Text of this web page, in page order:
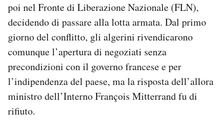
poi nel Fronte di Liberazione Nazionale (FLN),
decidendo di passare alla lotta armata. Dal primo
giorno del conflitto, gli algerini rivendicarono
comunque l’apertura di negoziati senza
precondizioni con il governo francese e per
l’indipendenza del paese, ma la risposta dell’allora
ministro dell’Interno François Mitterrand fu di
rifiuto.